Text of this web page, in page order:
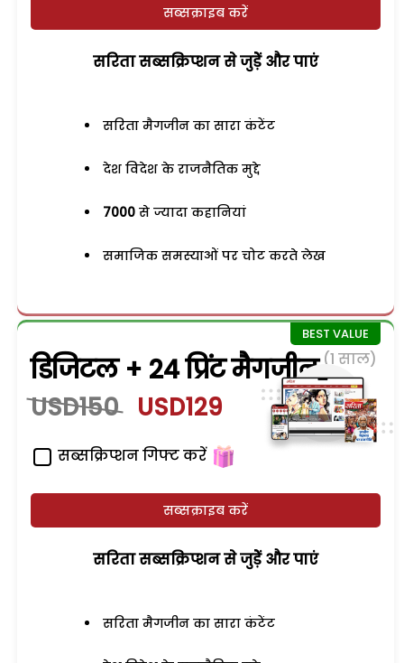
सब्सक्राइब करें
सरिता सब्सक्रिप्शन से जुड़ेें और पाएं
सरिता मैगजीन का सारा कंटेंट
देश विदेश के राजनैतिक मुद्दे
7000 से ज्यादा कहानियां
समाजिक समस्याओं पर चोट करते लेख
डिजिटल + 24 प्रिंट मैगजीन (1 साल)
USD150 USD129
सब्सक्रिप्शन गिफ्ट करें
सब्सक्राइब करें
सरिता सब्सक्रिप्शन से जुड़ेें और पाएं
सरिता मैगजीन का सारा कंटेंट